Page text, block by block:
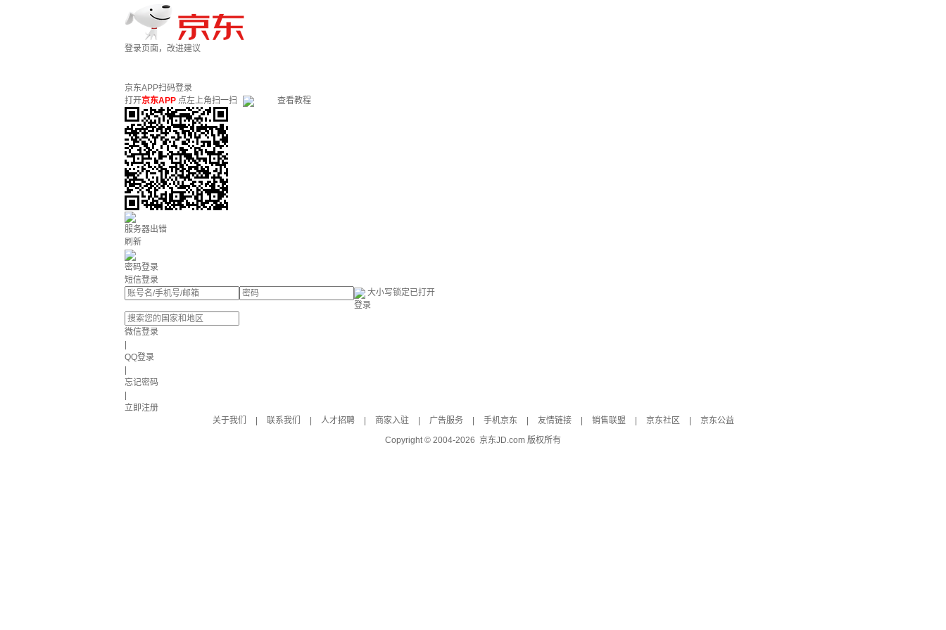
登录页面，改进建议
京东APP扫码登录
打开京东APP 点左上角扫一扫 查看教程
服务器出错
刷新
密码登录
短信登录
大小写锁定已打开
登录
微信登录
QQ登录
忘记密码
立即注册
关于我们
联系我们 人才招聘 商家入驻 广告服务 手机京东 友情链接 销售联盟 京东社区
京东公益
Copyright © 2004-2026 京东JD.com 版权所有